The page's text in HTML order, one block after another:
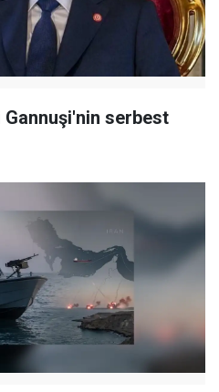
Gannuşi'nin serbest